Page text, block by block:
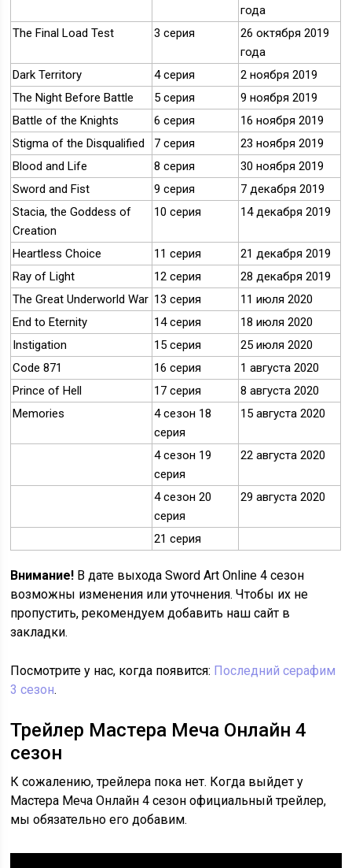
года
The Final Load Test
3 серия
26 октября 2019
года
Dark Territory
4 серия
2 ноября 2019
The Night Before Battle
5 серия
9 ноября 2019
Battle of the Knights
6 серия
16 ноября 2019
Stigma of the Disqualified
7 серия
23 ноября 2019
Blood and Life
8 серия
30 ноября 2019
Sword and Fist
9 серия
7 декабря 2019
Stacia, the Goddess of
Creation
10 серия 14 декабря 2019
Heartless Choice 11 серия
21 декабря 2019
Ray of Light
12 серия
28 декабря 2019
The Great Underworld War 13 серия
11 июля 2020
End to Eternity
14 серия
18 июля 2020
Instigation
15 серия
25 июля 2020
Code 871
16 серия
1 августа 2020
Prince of Hell
17 серия
8 августа 2020
Memories
4 сезон 18
серия
15 августа 2020
4 сезон 19
серия
22 августа 2020
4 сезон 20
серия
29 августа 2020
21 серия
Внимание! В дате выхода Sword Art Online 4 сезон
возможны изменения или уточнения. Чтобы их не
пропустить, рекомендуем добавить наш сайт в
закладки.
Посмотрите у нас, когда появится: Последний серафим
3 сезон.
Трейлер Мастера Меча Онлайн 4
сезон
К сожалению, трейлера пока нет. Когда выйдет у
Мастера Меча Онлайн 4 сезон официальный трейлер,
мы обязательно его добавим.